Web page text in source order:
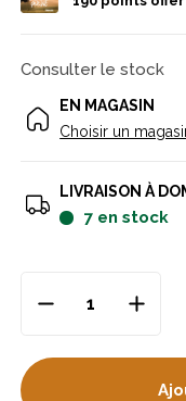
Consulter le stock
EN MAGASIN
Choisir un
LIVRAISON À
7 en stock